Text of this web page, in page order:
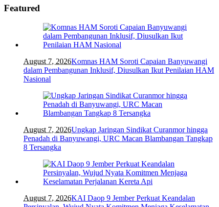
Featured
August 7, 2026Komnas HAM Soroti Capaian Banyuwangi
dalam Pembangunan Inklusif, Diusulkan Ikut Penilaian HAM
Nasional
August 7, 2026Ungkap Jaringan Sindikat Curanmor hingga
Penadah di Banyuwangi, URC Macan Blambangan Tangkap
8 Tersangka
August 7, 2026KAI Daop 9 Jember Perkuat Keandalan